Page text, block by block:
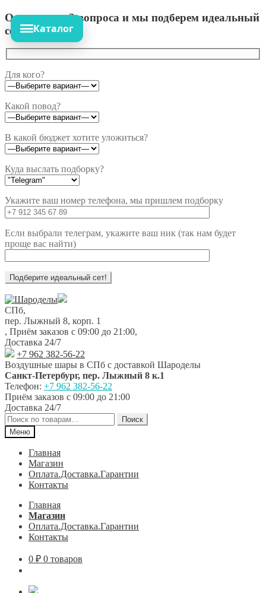
Ответьте на 3 вопроса и мы подберем идеальный
сет!
Для кого?
Какой повод?
В какой бюджет хотите уложиться?
Куда выслать подборку?
Укажите ваш номер телефона, мы пришлем подборку
Если выбрали телеграм, укажите ваш ник (так нам будет
проще вас найти)
Перейти
к
навигации
Перейти
к
содержимому
СПб,
пер. Лыжный 8, корп. 1
, Приём заказов с 09:00 до 21:00,
Доставка 24/7
+7 962 382-56-22
Воздушные шары в СПб с доставкой Шароделы
Санкт-Петербург, пер. Лыжный 8 к.1
Телефон: +7 962 382-56-22
Приём заказов с 09:00 до 21:00
Доставка 24/7
Искать:
Поиск
Меню
Главная
Магазин
Оплата.Доставка.Гарантии
Контакты
Главная
Магазин
Оплата.Доставка.Гарантии
Контакты
0 ₽ 0 товаров
Каталог